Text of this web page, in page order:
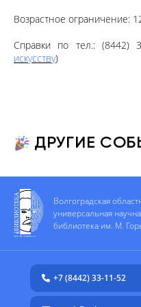
Возрастное ограничение:
Справки по тел.: (8442)
искусству)
ДРУГИЕ
Волгоградская
универсальная
библиотека им. М.
+7 (8442) 33-11-52